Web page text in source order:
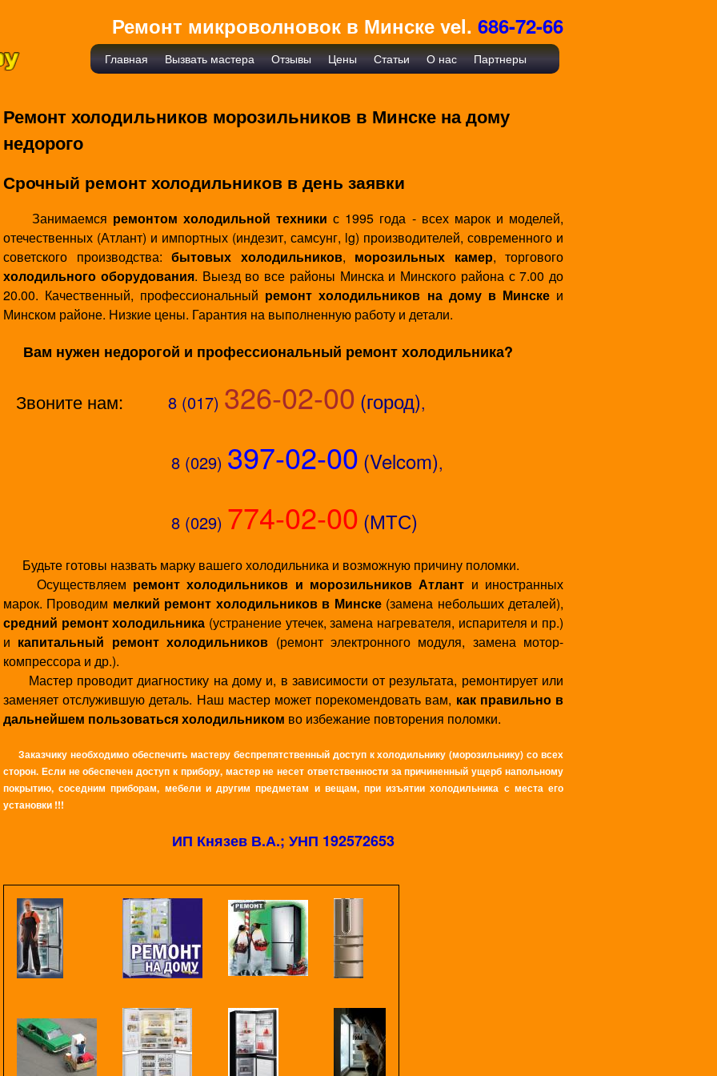
к
основному
содержанию
Г
а
о
е
м
е
н
ю
Главная Вызвать мастера Отзывы Цены Статьи О нас Партнеры
Ремонт микроволновок в Минске vel. 686-72-66
Ремонт холодильников морозильников в Минске на дому
недорого
Срочный ремонт холодильников в день заявки
Занимаемся ремонтом холодильной техники с 1995 года - всех марок и моделей,
отечественных (Атлант) и импортных (индезит, самсунг, lg) производителей, современного и
советского производства: бытовых холодильников, морозильных камер, торгового
холодильного оборудования. Выезд во все районы Минска и Минского района с 7.00 до
20.00. Качественный, профессиональный ремонт холодильников на дому в Минскеи
Минском районе. Низкие цены. Гарантия на выполненную работу и детали.
Вам нужен недорогой и профессиональный ремонт холодильника?
Звоните нам: 8 (017) 326-02-00 (город),
8 (029) 397-02-00 (Velcom),
8 (029) 774-02-00 (МТС)
Будьте готовы назвать марку вашего холодильника и возможную причину поломки.
Осуществляем ремонт холодильников и морозильников Атлант и иностранных
марок. Проводим мелкий ремонт холодильников в Минске(замена небольших деталей),
средний ремонт холодильника (устранение утечек, замена нагревателя, испарителя и пр.)
и капитальный ремонт холодильников (ремонт электронного модуля, замена мотор-
компрессора и др.).
Мастер проводит диагностику на дому и, в зависимости от результата, ремонтирует или
заменяет отслужившую деталь. Наш мастер может порекомендовать вам, как правильно в
дальнейшем пользоваться холодильником во избежание повторения поломки.
Заказчику необходимо обеспечить мастеру беспрепятственный доступ к холодильнику (морозильнику) со всех
сторон. Если не обеспечен доступ к прибору, мастер не несет ответственности за причиненный ущерб напольному
покрытию, соседним приборам, мебели и другим предметам и вещам, при изъятии холодильника с места его
установки !!!
ИП Князев В.А.; УНП 192572653